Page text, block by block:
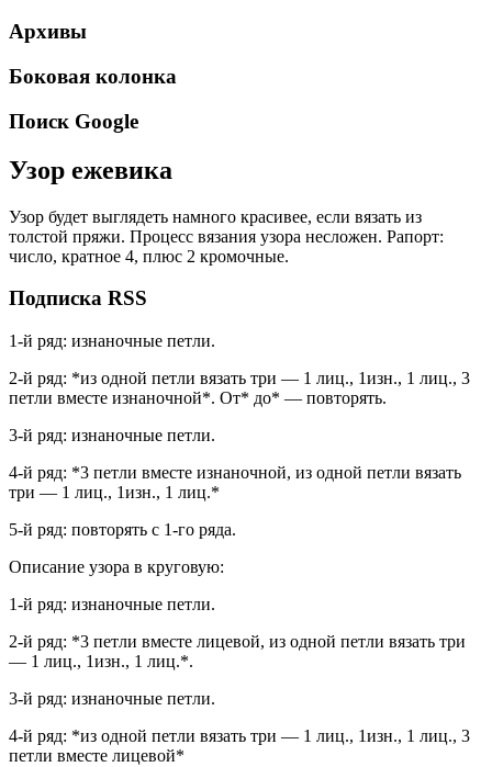
Архивы
Боковая колонка
Поиск Google
Узор ежевика
Узор будет выглядеть намного красивее, если вязать из
толстой пряжи. Процесс вязания узора несложен. Рапорт:
число, кратное 4, плюс 2 кромочные.
Подписка RSS
1-й ряд: изнаночные петли.
2-й ряд: *из одной петли вязать три — 1 лиц., 1изн., 1 лиц., 3
петли вместе изнаночной*. От* до* — повторять.
3-й ряд: изнаночные петли.
4-й ряд: *3 петли вместе изнаночной, из одной петли вязать
три — 1 лиц., 1изн., 1 лиц.*
5-й ряд: повторять с 1-го ряда.
Описание узора в круговую:
1-й ряд: изнаночные петли.
2-й ряд: *3 петли вместе лицевой, из одной петли вязать три
— 1 лиц., 1изн., 1 лиц.*.
3-й ряд: изнаночные петли.
4-й ряд: *из одной петли вязать три — 1 лиц., 1изн., 1 лиц., 3
петли вместе лицевой*